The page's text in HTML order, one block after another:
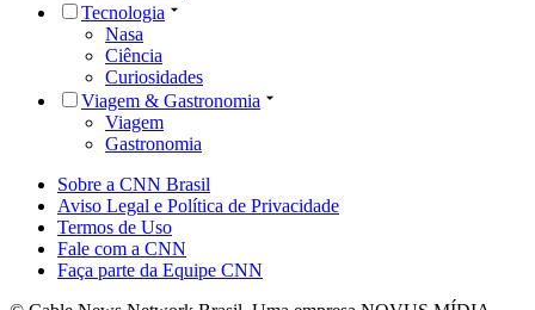
Tecnologia
Nasa
Ciência
Curiosidades
Viagem & Gastronomia
Viagem
Gastronomia
Sobre a CNN Brasil
Aviso Legal e Política de Privacidade
Termos de Uso
Fale com a CNN
Faça parte da Equipe CNN